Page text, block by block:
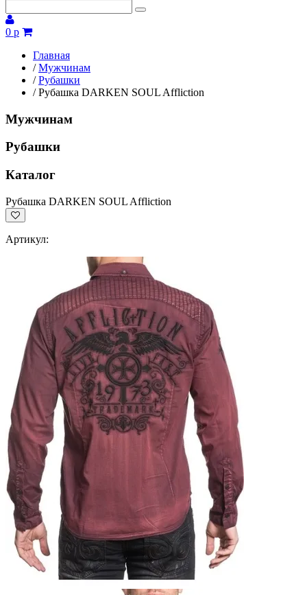
0 р
Главная
/ Мужчинам
/ Рубашки
/ Рубашка DARKEN SOUL Affliction
Мужчинам
Рубашки
Каталог
Рубашка DARKEN SOUL Affliction
Артикул: